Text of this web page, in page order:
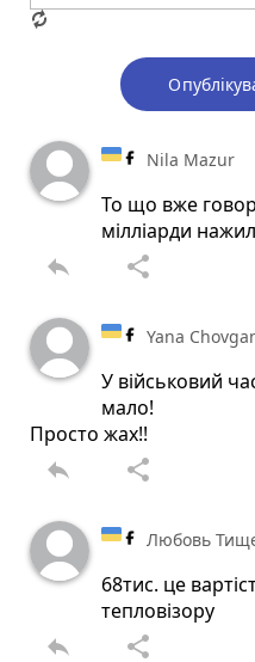
Nila Mazur
То що вже
мілліарди
reply share
Yana
У військовий
мало!
Просто жах!!
reply share
Любовь
68тис. це
тепловізору
reply share